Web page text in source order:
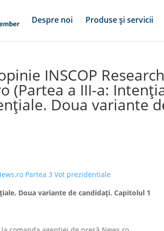
Despre noi Produse și servicii
INSCOP Research
(Partea a III-a:
Doua variante
Partea 3 Vot prezidentiale
Doua variante de candidați. Capitolul 1